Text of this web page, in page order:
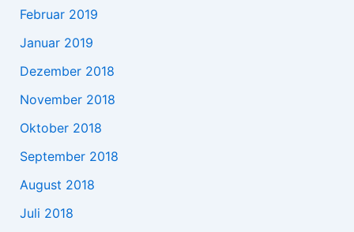
Februar 2019
Januar 2019
Dezember 2018
November 2018
Oktober 2018
September 2018
August 2018
Juli 2018